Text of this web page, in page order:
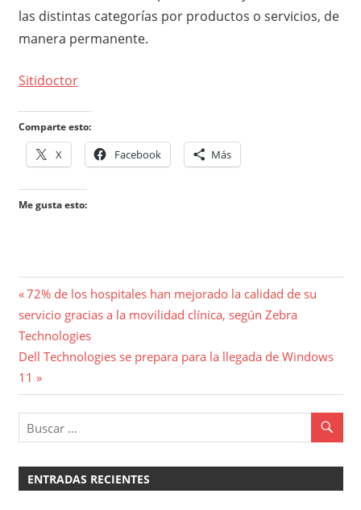
las distintas categorías por productos o servicios, de
manera permanente.
Sitidoctor
Comparte esto:
X Facebook Más
Me gusta esto:
Navegación
de
entradas
Entrada
anterior:
72% de los hospitales han mejorado la calidad de su
servicio gracias a la movilidad clínica, según Zebra
Technologies
Entrada
siguiente:
Dell Technologies se prepara para la llegada de Windows
11
ENTRADAS RECIENTES